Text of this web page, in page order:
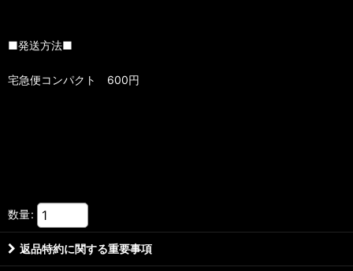
■発送方法■
宅急便コンパクト 600円
数量:
返品特約に関する重要事項